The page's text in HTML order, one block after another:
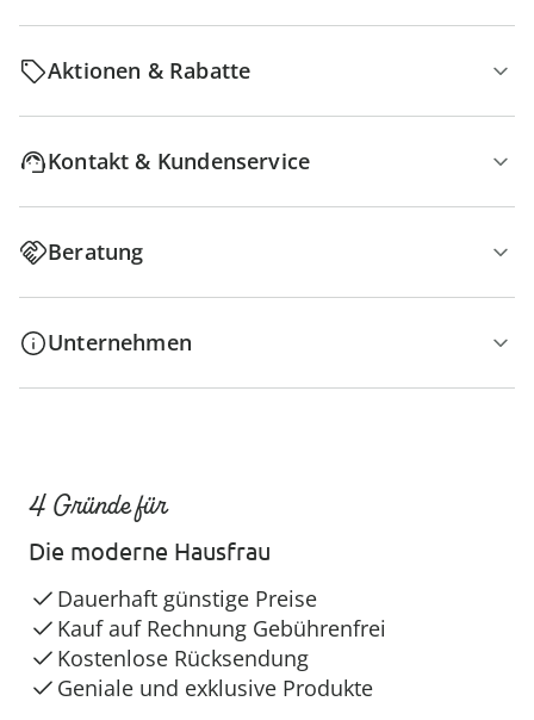
Aktionen & Rabatte
Kontakt & Kundenservice
Beratung
Unternehmen
4 Gründe für
Die moderne Hausfrau
Dauerhaft günstige Preise
Kauf auf Rechnung Gebührenfrei
Kostenlose Rücksendung
Geniale und exklusive Produkte